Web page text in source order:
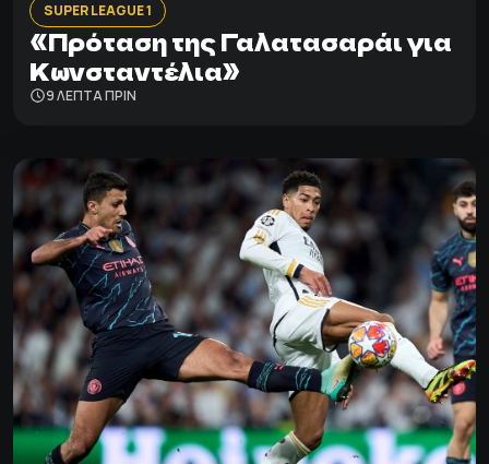
SUPER LEAGUE 1
«Πρόταση της Γαλατασαράι για
Κωνσταντέλια»
9 ΛΕΠΤΑ ΠΡΙΝ